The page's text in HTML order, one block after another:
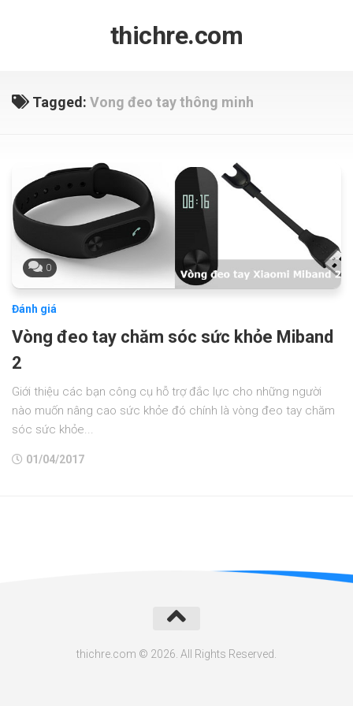
thichre.com
Tagged: Vong đeo tay thông minh
0
Đánh giá
Vòng đeo tay chăm sóc sức khỏe Miband
2
Giới thiệu các bạn công cụ hỗ trợ đắc lực cho những người
nào muốn nâng cao sức khỏe đó chính là vòng đeo tay chăm
sóc sức khỏe...
01/04/2017
thichre.com © 2026. All Rights Reserved.